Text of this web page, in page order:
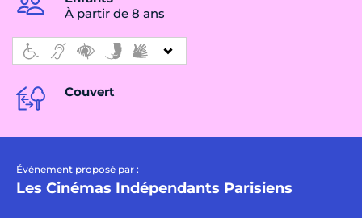
À partir de 8 ans
Couvert
Évènement proposé par :
Les Cinémas Indépendants Parisiens